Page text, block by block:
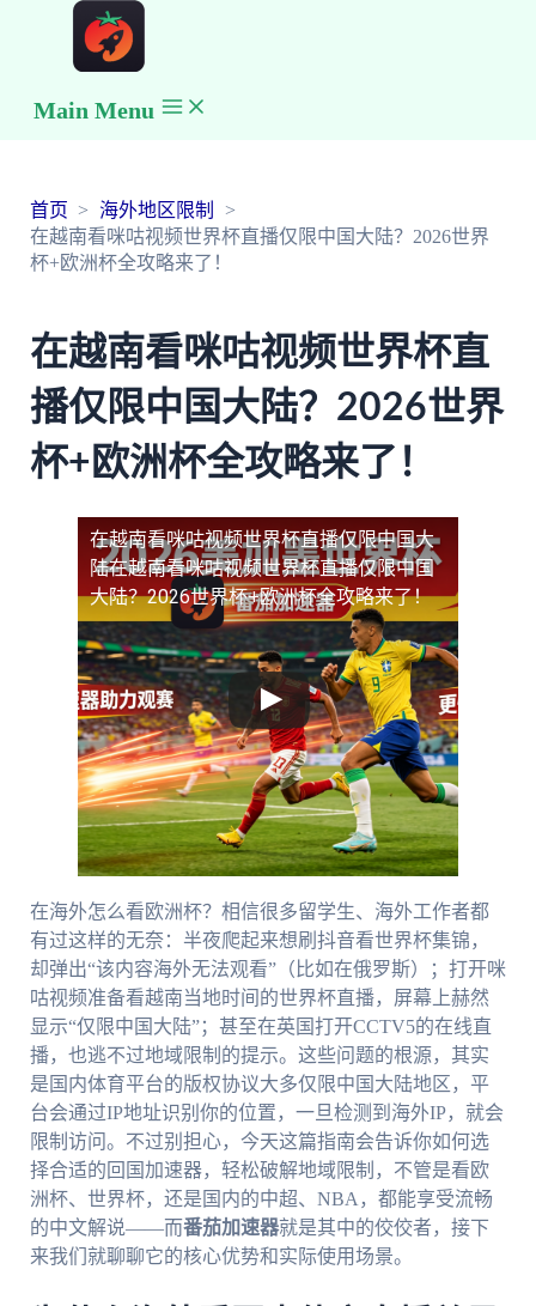
Main Menu
首页
海外地区限制
在越南看咪咕视频世界杯直播仅限中国大陆？2026世界
杯+欧洲杯全攻略来了！
在越南看咪咕视频世界杯直
播仅限中国大陆？2026世界
杯+欧洲杯全攻略来了！
在越南看咪咕视频世界杯直播仅限中国大
陆在越南看咪咕视频世界杯直播仅限中国
大陆？2026世界杯+欧洲杯全攻略来了！
在海外怎么看欧洲杯？相信很多留学生、海外工作者都
有过这样的无奈：半夜爬起来想刷抖音看世界杯集锦，
却弹出“该内容海外无法观看”（比如在俄罗斯）；打开咪
咕视频准备看越南当地时间的世界杯直播，屏幕上赫然
显示“仅限中国大陆”；甚至在英国打开CCTV5的在线直
播，也逃不过地域限制的提示。这些问题的根源，其实
是国内体育平台的版权协议大多仅限中国大陆地区，平
台会通过IP地址识别你的位置，一旦检测到海外IP，就会
限制访问。不过别担心，今天这篇指南会告诉你如何选
择合适的回国加速器，轻松破解地域限制，不管是看欧
洲杯、世界杯，还是国内的中超、NBA，都能享受流畅
的中文解说——而番茄加速器就是其中的佼佼者，接下
来我们就聊聊它的核心优势和实际使用场景。